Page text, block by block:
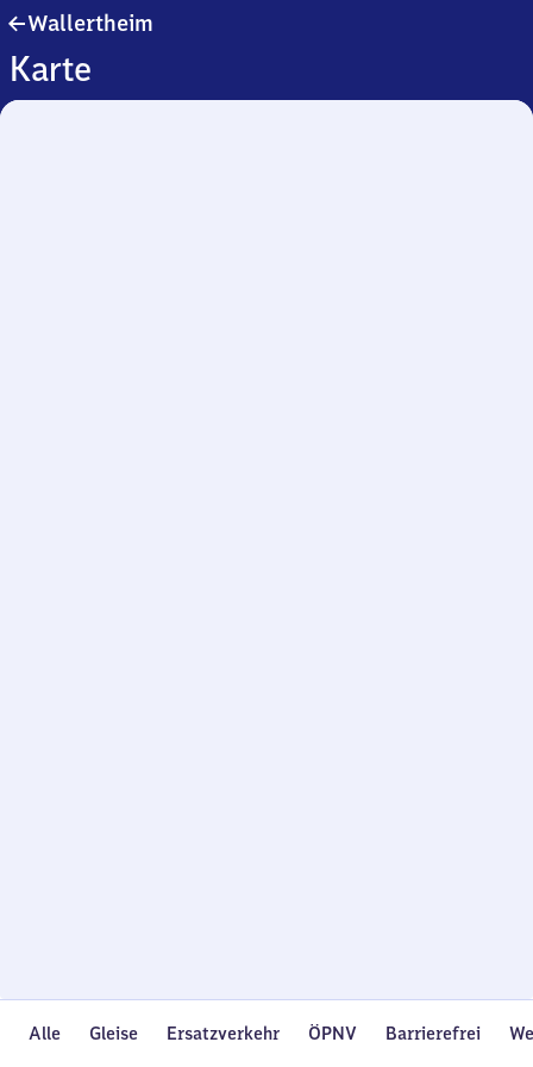
Wallertheim
Karte
Alle Gleise Ersatzverkehr ÖPNV Barrierefrei